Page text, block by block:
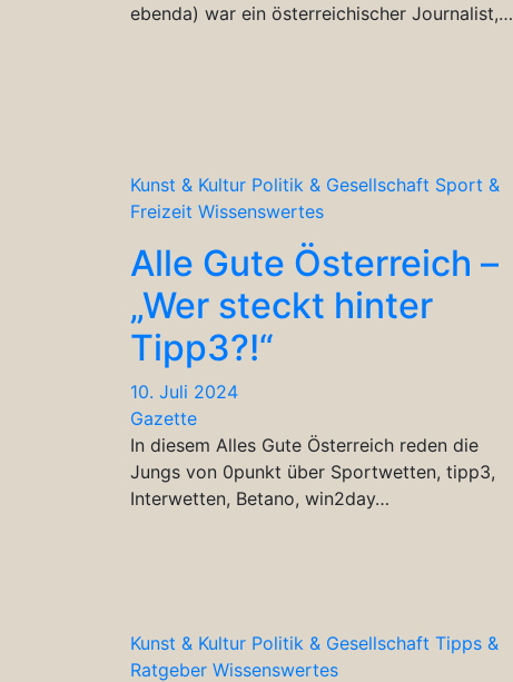
ebenda) war ein österreichischer Journalist,…
Kunst & Kultur Politik & Gesellschaft Sport &
Freizeit Wissenswertes
Alle Gute Österreich –
„Wer steckt hinter
Tipp3?!“
10. Juli 2024
Gazette
In diesem Alles Gute Österreich reden die
Jungs von 0punkt über Sportwetten, tipp3,
Interwetten, Betano, win2day…
Kunst & Kultur Politik & Gesellschaft Tipps &
Ratgeber Wissenswertes